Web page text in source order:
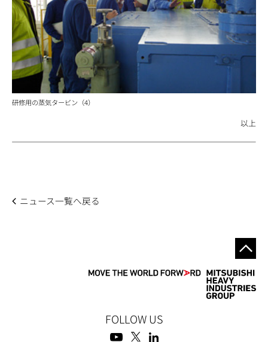
研修用の蒸気タービン（4）
以上
ニュース一覧へ戻る
FOLLOW US